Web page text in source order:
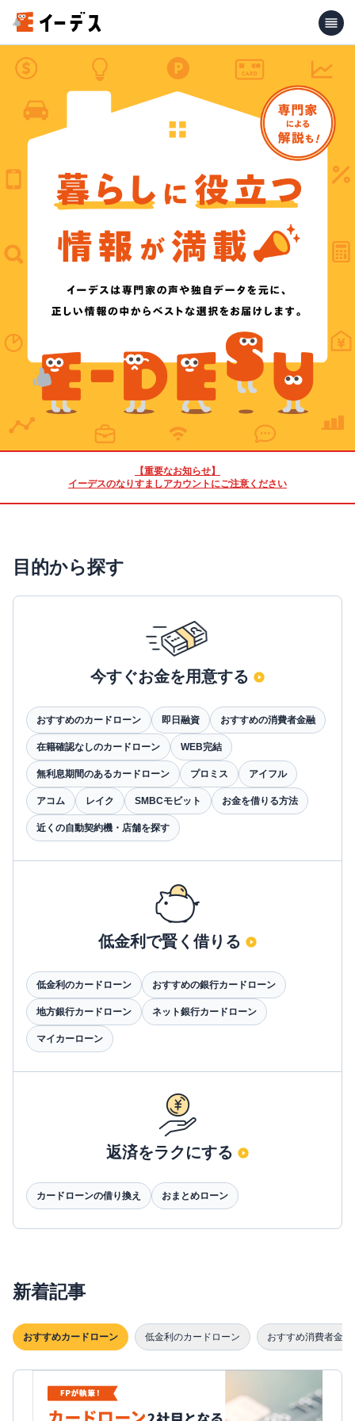
【重要なお知らせ】
イーデスのなりすましアカウントにご注意ください
目的から探す
今すぐお金を用意する
おすすめのカードローン 即日融資 おすすめの消費者金融
在籍確認なしのカードローン WEB完結
無利息期間のあるカードローン プロミス アイフル
アコム レイク SMBCモビット お金を借りる方法
近くの自動契約機・店舗を探す
低金利で賢く借りる
低金利のカードローン おすすめの銀行カードローン
地方銀行カードローン ネット銀行カードローン
マイカーローン
返済をラクにする
カードローンの借り換え おまとめローン
新着記事
おすすめカードローン 低金利のカードローン おすすめ消費者金融